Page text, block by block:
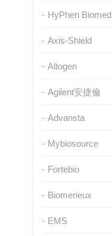
HyPhen Biomed
Axis-Shield
Altogen
Agilent安捷倫
Advansta
Mybiosource
Fortebio
Biomerieux
EMS